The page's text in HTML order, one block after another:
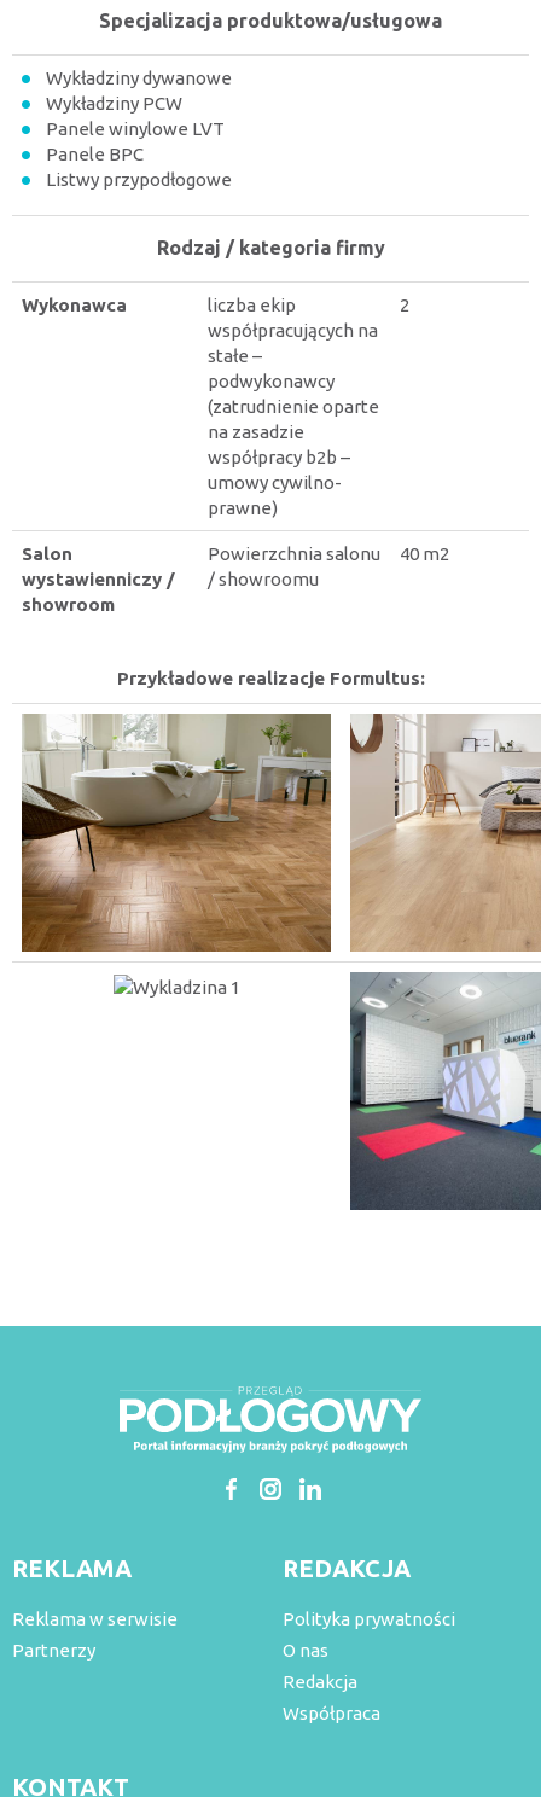
Specjalizacja produktowa/usługowa
Wykładziny dywanowe
Wykładziny PCW
Panele winylowe LVT
Panele BPC
Listwy przypodłogowe
Rodzaj / kategoria firmy
Wykonawca
liczba ekip
współpracujących na
stałe –
podwykonawcy
(zatrudnienie oparte
na zasadzie
współpracy b2b –
umowy cywilno-
prawne)
2
Salon
wystawienniczy /
showroom
Powierzchnia salonu
/ showroomu
40 m2
Przykładowe realizacje Formultus:
REKLAMA
Reklama w serwisie
Partnerzy
REDAKCJA
Polityka prywatności
O nas
Redakcja
Współpraca
KONTAKT